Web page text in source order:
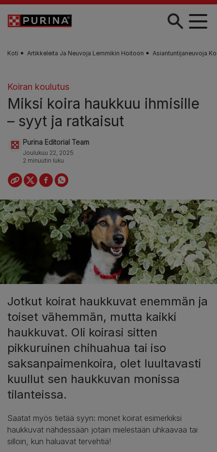
Skip to main content
Koti Artikkeleita Ja Neuvoja Lemmikin Hoitoon Asiantuntijaneuvoja
Koiran koulutus
Miksi koira haukkuu ihmisille
– syyt ja ratkaisut
Purina Editorial Team
Joulukuu 22, 2025
2 minuutin luku
Jotkut koirat haukkuvat enemmän ja
toiset vähemmän, mutta kaikki
haukkuvat. Oli koirasi sitten
pikkuruinen chihuahua tai iso
saksanpaimenkoira, olet luultavasti
kuullut sen haukkuvan monissa
tilanteissa.
Saatat myös tietää syyn: monet koirat esimerkiksi
haukkuvat nähdessään jotain mielestään uhkaavaa tai
silloin, kun haluavat tervehtiä!